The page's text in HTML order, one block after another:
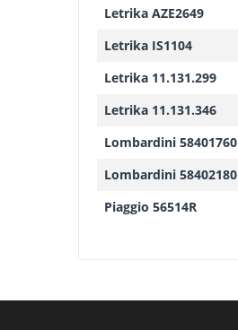
Letrika AZE2649
Letrika IS1104
Letrika 11.131.299
Letrika 11.131.346
Lombardini 58401760
Lombardini 58402180
Piaggio 56514R